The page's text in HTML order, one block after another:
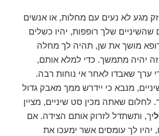
מגע לא נעים עם מחלות, או אנשים
שלך רופפות, יהיו כשלים
מושך את שן, תהיה לך מחלה
יהיה מתמשך. כדי למלא אותם,
ערך שאבדו לאחר אי נוחות רבה.
מנבא כי יידרש ממך מאבק גדול
לחלום שאתה מכין סט שיניים, מציין
יך, ותשתדל לזרוק אותם הצידה. אם
לך עומסים אשר ימעכו את